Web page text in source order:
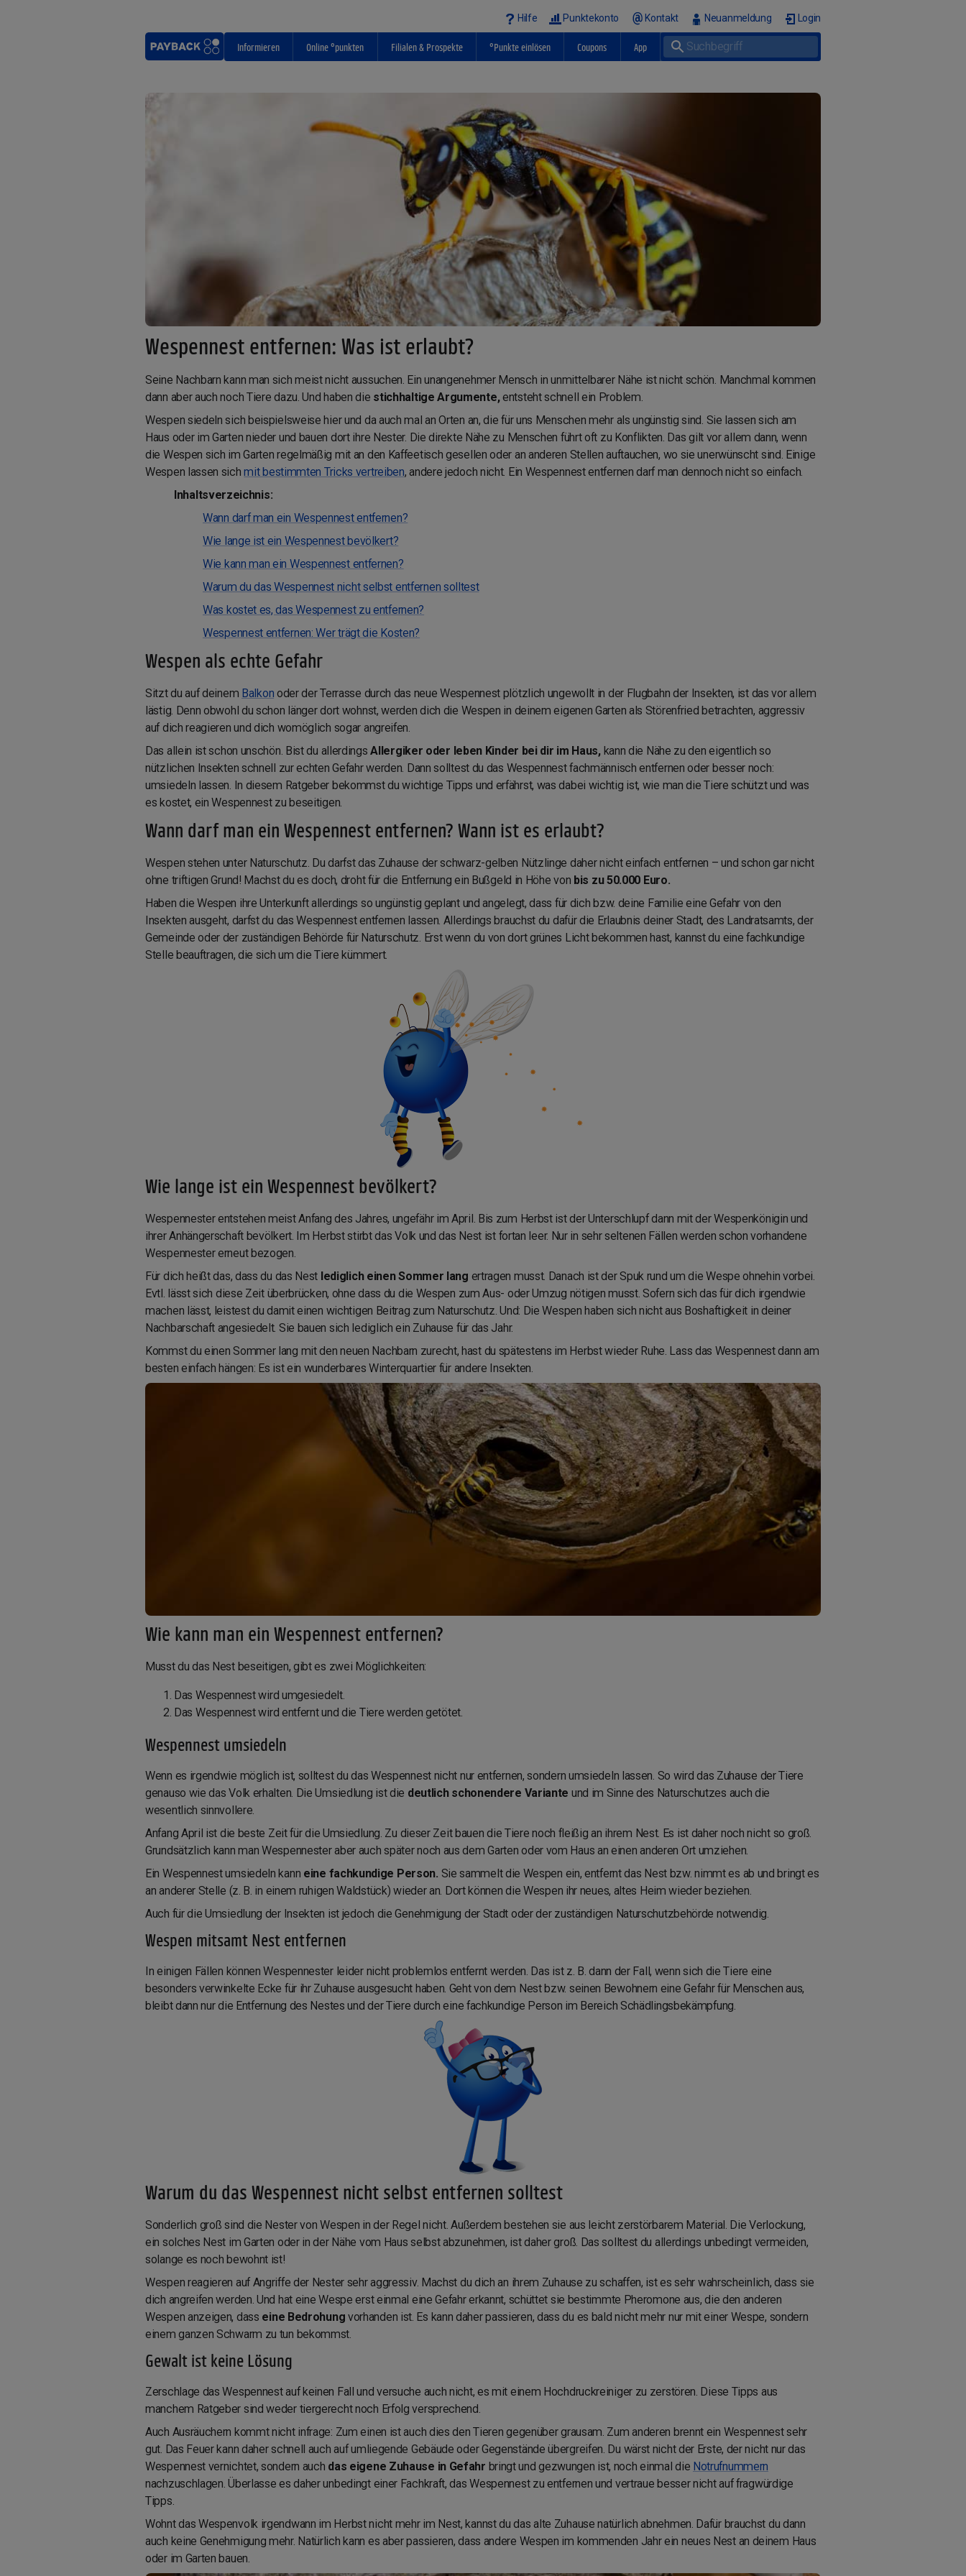
Hilfe Punktekonto Kontakt Neuanmeldung Login
Informieren Online °punkten Filialen & Prospekte °Punkte einlösen Coupons App
Wespennest entfernen: Was ist erlaubt?
Seine Nachbarn kann man sich meist nicht aussuchen. Ein unangenehmer Mensch in unmittelbarer Nähe ist nicht schön. Manchmal kommen
dann aber auch noch Tiere dazu. Und haben die stichhaltige Argumente,entsteht schnell ein Problem.
Wespen siedeln sich beispielsweise hier und da auch mal an Orten an, die für uns Menschen mehr als ungünstig sind. Sie lassen sich am
Haus oder im Garten nieder und bauen dort ihre Nester. Die direkte Nähe zu Menschen führt oft zu Konflikten. Das gilt vor allem dann, wenn
die Wespen sich im Garten regelmäßig mit an den Kaffeetisch gesellen oder an anderen Stellen auftauchen, wo sie unerwünscht sind. Einige
Wespen lassen sichmit bestimmten Tricks vertreiben, andere jedoch nicht. Ein Wespennest entfernen darf man dennoch nicht so einfach.
Inhaltsverzeichnis:
Wann darf man ein Wespennest entfernen?
Wie lange ist ein Wespennest bevölkert?
Wie kann man ein Wespennest entfernen?
Warum du das Wespennest nicht selbst entfernen solltest
Was kostet es, das Wespennest zu entfernen?
Wespennest entfernen: Wer trägt die Kosten?
Wespen als echte Gefahr
Sitzt du auf deinem Balkon oder der Terrasse durch das neue Wespennest plötzlich ungewollt in der Flugbahn der Insekten, ist das vor allem
lästig. Denn obwohl du schon länger dort wohnst, werden dich die Wespen in deinem eigenen Garten als Störenfried betrachten, aggressiv
auf dich reagieren und dich womöglich sogar angreifen.
Das allein ist schon unschön. Bist du allerdingsAllergiker oder leben Kinder bei dir im Haus, kann die Nähe zu den eigentlich so
nützlichen Insekten schnell zur echten Gefahr werden. Dann solltest du das Wespennest fachmännisch entfernen oder besser noch:
umsiedeln lassen. In diesem Ratgeber bekommst du wichtige Tipps und erfährst, was dabei wichtig ist, wie man die Tiere schützt und was
es kostet, ein Wespennest zu beseitigen.
Wann darf man ein Wespennest entfernen? Wann ist es erlaubt?
Wespen stehen unter Naturschutz. Du darfst das Zuhause der schwarz-gelben Nützlinge daher nicht einfach entfernen – und schon gar nicht
ohne triftigen Grund! Machst du es doch, droht für die Entfernung ein Bußgeld in Höhe von bis zu 50.000 Euro.
Haben die Wespen ihre Unterkunft allerdings so ungünstig geplant und angelegt, dass für dich bzw. deine Familie eine Gefahr von den
Insekten ausgeht, darfst du das Wespennest entfernen lassen. Allerdings brauchst du dafür die Erlaubnis deiner Stadt, des Landratsamts, der
Gemeinde oder der zuständigen Behörde für Naturschutz. Erst wenn du von dort grünes Licht bekommen hast, kannst du eine fachkundige
Stelle beauftragen, die sich um die Tiere kümmert.
Wie lange ist ein Wespennest bevölkert?
Wespennester entstehen meist Anfang des Jahres, ungefähr im April. Bis zum Herbst ist der Unterschlupf dann mit der Wespenkönigin und
ihrer Anhängerschaft bevölkert. Im Herbst stirbt das Volk und das Nest ist fortan leer. Nur in sehr seltenen Fällen werden schon vorhandene
Wespennester erneut bezogen.
Für dich heißt das, dass du das Nest lediglich einen Sommer lang ertragen musst. Danach ist der Spuk rund um die Wespe ohnehin vorbei.
Evtl. lässt sich diese Zeit überbrücken, ohne dass du die Wespen zum Aus- oder Umzug nötigen musst. Sofern sich das für dich irgendwie
machen lässt, leistest du damit einen wichtigen Beitrag zum Naturschutz. Und: Die Wespen haben sich nicht aus Boshaftigkeit in deiner
Nachbarschaft angesiedelt. Sie bauen sich lediglich ein Zuhause für das Jahr.
Kommst du einen Sommer lang mit den neuen Nachbarn zurecht, hast du spätestens im Herbst wieder Ruhe. Lass das Wespennest dann am
besten einfach hängen: Es ist ein wunderbares Winterquartier für andere Insekten.
Wie kann man ein Wespennest entfernen?
Musst du das Nest beseitigen, gibt es zwei Möglichkeiten:
Das Wespennest wird umgesiedelt.
Das Wespennest wird entfernt und die Tiere werden getötet.
Wespennest umsiedeln
Wenn es irgendwie möglich ist, solltest du das Wespennest nicht nur entfernen, sondern umsiedeln lassen. So wird das Zuhause der Tiere
genauso wie das Volk erhalten. Die Umsiedlung ist die deutlich schonendere Variante und im Sinne des Naturschutzes auch die
wesentlich sinnvollere.
Anfang April ist die beste Zeit für die Umsiedlung. Zu dieser Zeit bauen die Tiere noch fleißig an ihrem Nest. Es ist daher noch nicht so groß.
Grundsätzlich kann man Wespennester aber auch später noch aus dem Garten oder vom Haus an einen anderen Ort umziehen.
Ein Wespennest umsiedeln kann eine fachkundige Person. Sie sammelt die Wespen ein, entfernt das Nest bzw. nimmt es ab und bringt es
an anderer Stelle (z. B. in einem ruhigen Waldstück) wieder an. Dort können die Wespen ihr neues, altes Heim wieder beziehen.
Auch für die Umsiedlung der Insekten ist jedoch die Genehmigung der Stadt oder der zuständigen Naturschutzbehörde notwendig.
Wespen mitsamt Nest entfernen
In einigen Fällen können Wespennester leider nicht problemlos entfernt werden. Das ist z. B. dann der Fall, wenn sich die Tiere eine
besonders verwinkelte Ecke für ihr Zuhause ausgesucht haben. Geht von dem Nest bzw. seinen Bewohnern eine Gefahr für Menschen aus,
bleibt dann nur die Entfernung des Nestes und der Tiere durch eine fachkundige Person im Bereich Schädlingsbekämpfung.
Warum du das Wespennest nicht selbst entfernen solltest
Sonderlich groß sind die Nester von Wespen in der Regel nicht. Außerdem bestehen sie aus leicht zerstörbarem Material. Die Verlockung,
ein solches Nest im Garten oder in der Nähe vom Haus selbst abzunehmen, ist daher groß. Das solltest du allerdings unbedingt vermeiden,
solange es noch bewohnt ist!
Wespen reagieren auf Angriffe der Nester sehr aggressiv. Machst du dich an ihrem Zuhause zu schaffen, ist es sehr wahrscheinlich, dass sie
dich angreifen werden. Und hat eine Wespe erst einmal eine Gefahr erkannt, schüttet sie bestimmte Pheromone aus, die den anderen
Wespen anzeigen, dass eine Bedrohung vorhanden ist. Es kann daher passieren, dass du es bald nicht mehr nur mit einer Wespe, sondern
einem ganzen Schwarm zu tun bekommst.
Gewalt ist keine Lösung
Zerschlage das Wespennest auf keinen Fall und versuche auch nicht, es mit einem Hochdruckreiniger zu zerstören. Diese Tipps aus
manchem Ratgeber sind weder tiergerecht noch Erfolg versprechend.
Auch Ausräuchern kommt nicht infrage: Zum einen ist auch dies den Tieren gegenüber grausam. Zum anderen brennt ein Wespennest sehr
gut. Das Feuer kann daher schnell auch auf umliegende Gebäude oder Gegenstände übergreifen. Du wärst nicht der Erste, der nicht nur das
Wespennest vernichtet, sondern auch das eigene Zuhause in Gefahr bringt und gezwungen ist, noch einmal die Notrufnummern
nachzuschlagen. Überlasse es daher unbedingt einer Fachkraft, das Wespennest zu entfernen und vertraue besser nicht auf fragwürdige
Tipps.
Wohnt das Wespenvolk irgendwann im Herbst nicht mehr im Nest, kannst du das alte Zuhause natürlich abnehmen. Dafür brauchst du dann
auch keine Genehmigung mehr. Natürlich kann es aber passieren, dass andere Wespen im kommenden Jahr ein neues Nest an deinem Haus
oder im Garten bauen.